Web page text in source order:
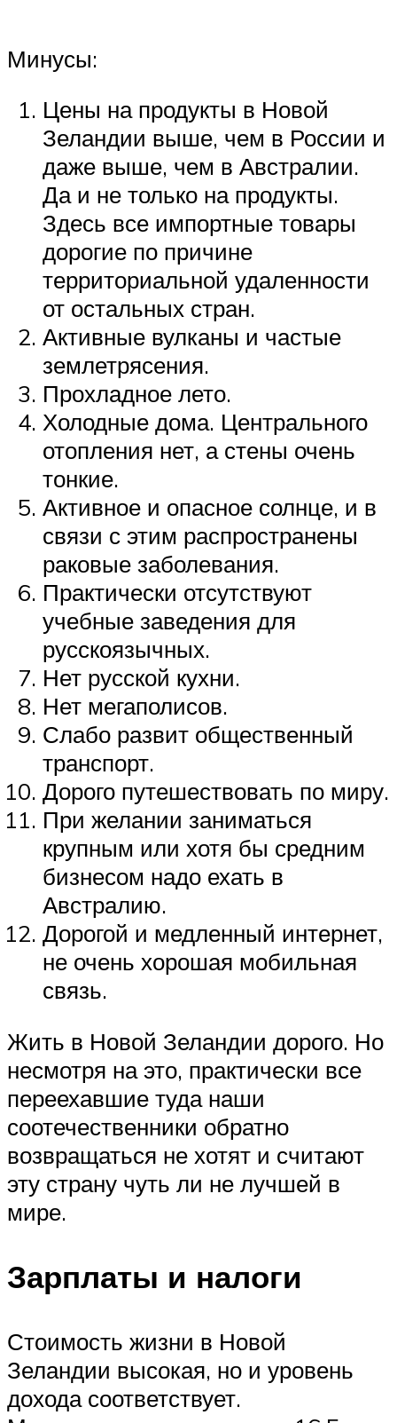
Минусы:
Цены на продукты в Новой
Зеландии выше, чем в России и
даже выше, чем в Австралии.
Да и не только на продукты.
Здесь все импортные товары
дорогие по причине
территориальной удаленности
от остальных стран.
Активные вулканы и частые
землетрясения.
Прохладное лето.
Холодные дома. Центрального
отопления нет, а стены очень
тонкие.
Активное и опасное солнце, и в
связи с этим распространены
раковые заболевания.
Практически отсутствуют
учебные заведения для
русскоязычных.
Нет русской кухни.
Нет мегаполисов.
Слабо развит общественный
транспорт.
Дорого путешествовать по миру.
При желании заниматься
крупным или хотя бы средним
бизнесом надо ехать в
Австралию.
Дорогой и медленный интернет,
не очень хорошая мобильная
связь.
Жить в Новой Зеландии дорого. Но
несмотря на это, практически все
переехавшие туда наши
соотечественники обратно
возвращаться не хотят и считают
эту страну чуть ли не лучшей в
мире.
Зарплаты и налоги
Стоимость жизни в Новой
Зеландии высокая, но и уровень
дохода соответствует.